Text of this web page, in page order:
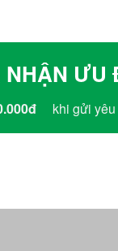
ƯU
khi gửi